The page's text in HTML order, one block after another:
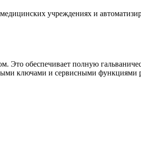
учреждениях и
Это обеспечивает полную
ключами и сервисными функциями